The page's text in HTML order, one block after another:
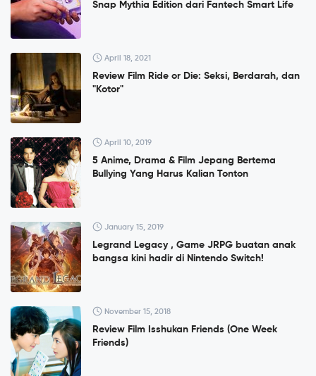
Snap Mythia Edition dari Fantech Smart Life
April 18, 2021
Review Film Ride or Die: Seksi, Berdarah, dan
"Kotor"
April 10, 2019
5 Anime, Drama & Film Jepang Bertema
Bullying Yang Harus Kalian Tonton
January 15, 2019
Legrand Legacy , Game JRPG buatan anak
bangsa kini hadir di Nintendo Switch!
November 15, 2018
Review Film Isshukan Friends (One Week
Friends)